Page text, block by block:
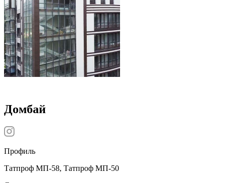
Домбай
Профиль
Татпроф МП-58, Татпроф МП-50